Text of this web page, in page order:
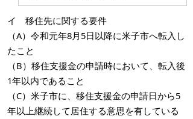
イ 移住先に関する要件
（A）令和元年8月5日以降に米子市へ転入し
たこと
（B）移住支援金の申請時において、転入後
1年以内であること
（C）米子市に、移住支援金の申請日から5
年以上継続して居住する意思を有している